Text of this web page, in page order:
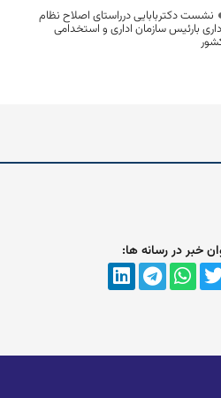
نشست دکتربابایی درراستای اصلاح نظام
بارئیس سازمان اداری و استخدامی
خبر در رسانه ها: